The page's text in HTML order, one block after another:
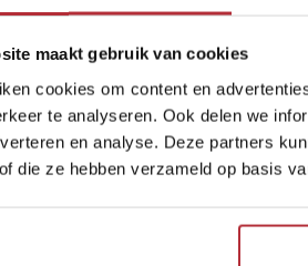
maakt gebruik van cookies
cookies om content en
te analyseren. Ook delen we
en analyse. Deze partners
die ze hebben verzameld op basis
Andesstad Machu Picchu.
Bekijk deze
Peru in 3 weken
Lima - Huacachina -